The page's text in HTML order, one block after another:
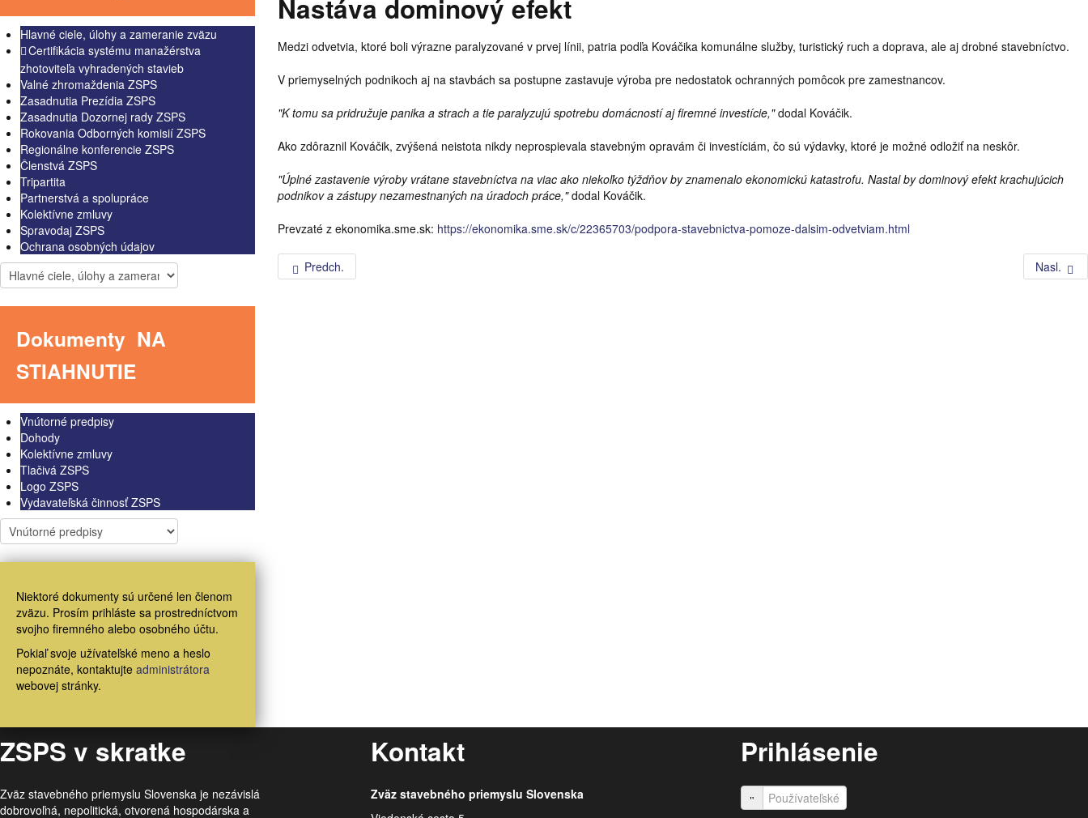
Hlavné ciele, úlohy a zameranie zväzu
Certifikácia systému manažérstva
zhotoviteľa vyhradených stavieb
Valné zhromaždenia ZSPS
Zasadnutia Prezídia ZSPS
Zasadnutia Dozornej rady ZSPS
Rokovania Odborných komisií ZSPS
Regionálne konferencie ZSPS
Členstvá ZSPS
Tripartita
Partnerstvá a spolupráce
Kolektívne zmluvy
Spravodaj ZSPS
Ochrana osobných údajov
Dokumenty NA
STIAHNUTIE
Vnútorné predpisy
Dohody
Kolektívne zmluvy
Tlačivá ZSPS
Logo ZSPS
Vydavateľská činnosť ZSPS
Niektoré dokumenty sú určené len členom
zväzu. Prosím prihláste sa prostredníctvom
svojho firemného alebo osobného účtu.
Pokiaľ svoje užívateľské meno a heslo
nepoznáte, kontaktujte administrátora
webovej stránky.
Nastáva dominový efekt
Medzi odvetvia, ktoré boli výrazne paralyzované v prvej línii, patria podľa Kováčika komunálne služby, turistický ruch a doprava, ale aj drobné stavebníctvo.
V priemyselných podnikoch aj na stavbách sa postupne zastavuje výroba pre nedostatok ochranných pomôcok pre zamestnancov.
"K tomu sa pridružuje panika a strach a tie paralyzujú spotrebu domácností aj firemné investície,"dodal Kováčik.
Ako zdôraznil Kováčik, zvýšená neistota nikdy neprospievala stavebným opravám či investíciám, čo sú výdavky, ktoré je možné odložiť na neskôr.
"Úplné zastavenie výroby vrátane stavebníctva na viac ako niekoľko týždňov by znamenalo ekonomickú katastrofu. Nastal by dominový efekt krachujúcich
podnikov a zástupy nezamestnaných na úradoch práce,"dodal Kováčik.
Prevzaté z ekonomika.sme.sk: https://ekonomika.sme.sk/c/22365703/podpora-stavebnictva-pomoze-dalsim-odvetviam.html
Predch. Nasl.
ZSPS v skratke
Zväz stavebného priemyslu Slovenska je nezávislá
dobrovoľná, nepolitická, otvorená hospodárska a
Kontakt
Zväz stavebného priemyslu Slovenska
Prihlásenie
Používateľské meno